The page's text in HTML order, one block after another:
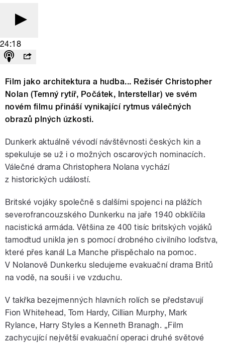
24:18
Film jako architektura a hudba... Režisér Christopher
Nolan (Temný rytíř, Počátek, Interstellar) ve svém
novém filmu přináší vynikající rytmus válečných
obrazů plných úzkosti.
Dunkerk aktuálně vévodí návštěvnosti českých kin a
spekuluje se už i o možných oscarových nominacích.
Válečné drama Christophera Nolana vychází
z historických událostí.
Britské vojáky společně s dalšími spojenci na plážích
severofrancouzského Dunkerku na jaře 1940 obklíčila
nacistická armáda. Většina ze 400 tisíc britských vojáků
tamodtud unikla jen s pomocí drobného civilního loďstva,
které přes kanál La Manche přispěchalo na pomoc.
V Nolanově Dunkerku sledujeme evakuační drama Britů
na vodě, na souši i ve vzduchu.
V takřka bezejmenných hlavních rolích se představují
Fion Whitehead, Tom Hardy, Cillian Murphy, Mark
Rylance, Harry Styles a Kenneth Branagh. „Film
zachycující největší evakuační operaci druhé světové